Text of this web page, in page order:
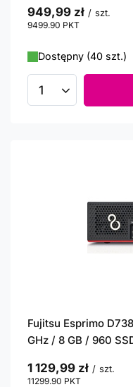
949,99 zł / szt.
9499.90 PKT
Dostępny (40 szt.)
Ilość produktów
Fujitsu Esprimo
GHz / 8 GB / 960
1 129,99 zł / szt.
11299.90 PKT